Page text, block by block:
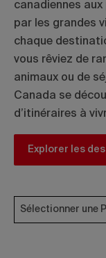
canadiennes
par les grandes
chaque
vous rêviez de
animaux ou de
Canada se
d’itinéraires à
Explorer les
Sélectionner une